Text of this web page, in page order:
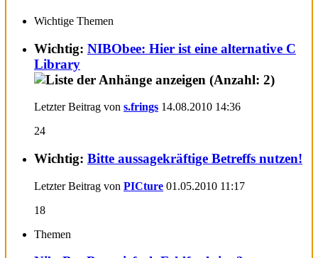
Wichtige Themen
Wichtig: NIBObee: Hier ist eine alternative C
Library
Letzter Beitrag von s.frings 14.08.2010 14:36
24
Wichtig: Bitte aussagekräftige Betreffs nutzen!
Letzter Beitrag von PICture 01.05.2010 11:17
18
Themen